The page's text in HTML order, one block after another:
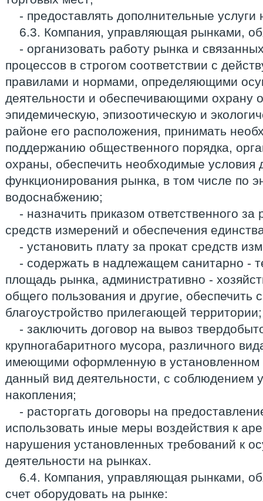
- предоставлять дополнительные услуги
6.3. Компания, управляющая рынками,
- организовать работу рынка и
процессов в строгом соответствии с
правилами и нормами, определяющими
деятельности и обеспечивающими охрану
эпидемическую, эпизоотическую и
районе его расположения, принимать
поддержанию общественного порядка,
охраны, обеспечить необходимые условия
функционирования рынка, в том числе по
водоснабжению;
- назначить приказом ответственного за
средств измерений и обеспечения
- установить плату за прокат средств
- содержать в надлежащем санитарно -
площадь рынка, административно -
общего пользования и другие, обеспечить
благоустройство прилегающей территории;
- заключить договор на вывоз
крупногабаритного мусора, различного
имеющими оформленную в установленном
данный вид деятельности, с соблюдением
накопления;
- расторгать договоры на
использовать иные меры воздействия к
нарушения установленных требований к
деятельности на рынках.
6.4. Компания, управляющая рынками,
счет оборудовать на рынке: